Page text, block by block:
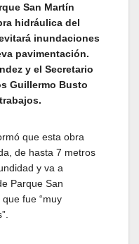
San Martín
hidráulica del
inundaciones
pavimentación.
y el Secretario
Guillermo Busto
que esta obra
de hasta 7 metros
y va a
Parque San
fue “muy